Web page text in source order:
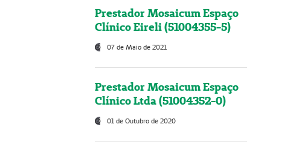
Prestador Mosaicum Espaço
Clínico Eireli (51004355-5)
07 de Maio de 2021
Prestador Mosaicum Espaço
Clínico Ltda (51004352-0)
01 de Outubro de 2020